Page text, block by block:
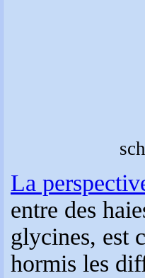
La
entre des
glycines, est
hormis les